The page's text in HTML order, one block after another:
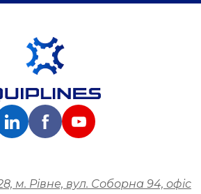
м. Рівне, вул. Соборна 94, офіс